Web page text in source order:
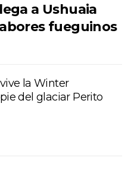
a Ushuaia
fueguinos
la Winter
del glaciar Perito